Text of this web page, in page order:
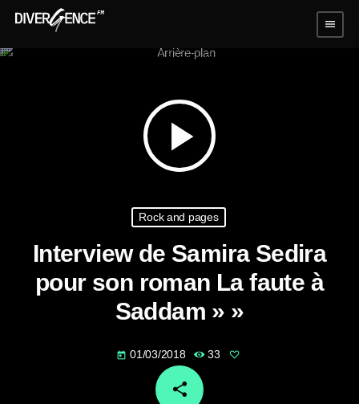
menu
play_arrow
Rock and pages
Interview de Samira Sedira
pour son roman La faute à
Saddam » »
today 01/03/2018 33
share
email